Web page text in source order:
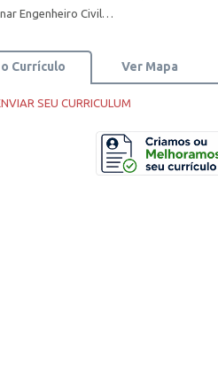
Engenheiro Civil…
Currículo Ver Mapa
SEU CURRICULUM